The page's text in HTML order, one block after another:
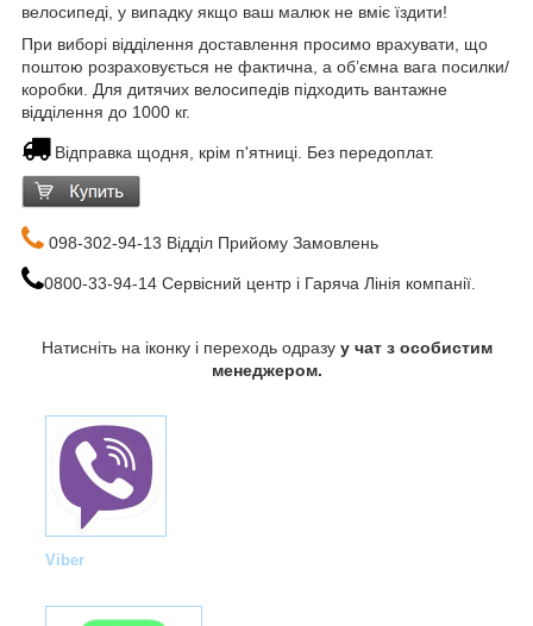
велосипеді, у випадку якщо ваш малюк не вміє їздити!
При виборі відділення доставлення просимо врахувати, що
поштою розраховується не фактична, а об’ємна вага посилки/
коробки. Для дитячих велосипедів підходить вантажне
відділення до 1000 кг.
Відправка щодня, крім п'ятниці. Без передоплат.
098-302-94-13 Відділ Прийому Замовлень
0800-33-94-14 Сервісний центр і Гаряча Лінія компанії.
Натисніть на іконку і переходь одразу у чат з особистим
менеджером.
Viber